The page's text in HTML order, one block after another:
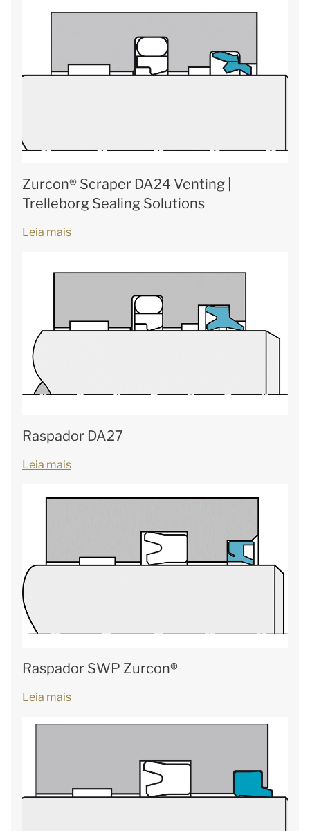
Zurcon® Scraper DA24 Venting |
Trelleborg Sealing Solutions
Leia mais
Raspador DA27
Leia mais
Raspador SWP Zurcon®
Leia mais